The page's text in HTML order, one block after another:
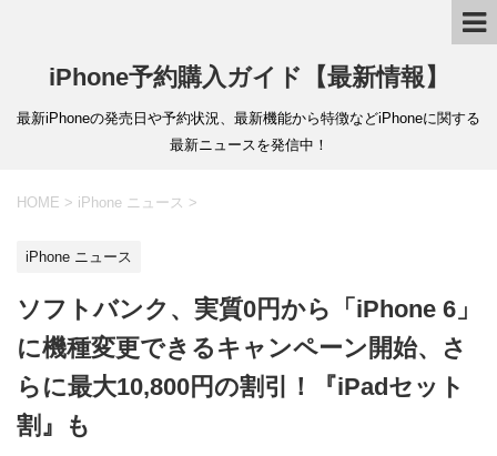
iPhone予約購入ガイド【最新情報】
最新iPhoneの発売日や予約状況、最新機能から特徴などiPhoneに関する
最新ニュースを発信中！
HOME > iPhone ニュース >
iPhone ニュース
ソフトバンク、実質0円から「iPhone 6」
に機種変更できるキャンペーン開始、さ
らに最大10,800円の割引！『iPadセット
割』も